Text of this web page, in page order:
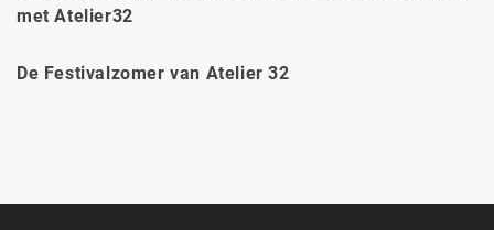
met Atelier32
De Festivalzomer van Atelier 32